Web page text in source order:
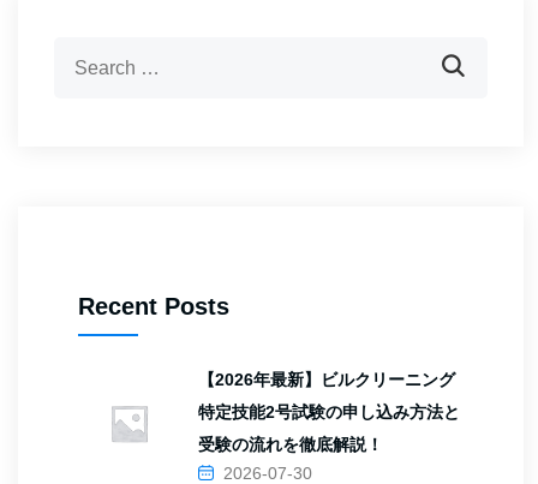
Recent Posts
【2026年最新】ビルクリーニング
特定技能2号試験の申し込み方法と
受験の流れを徹底解説！
2026-07-30